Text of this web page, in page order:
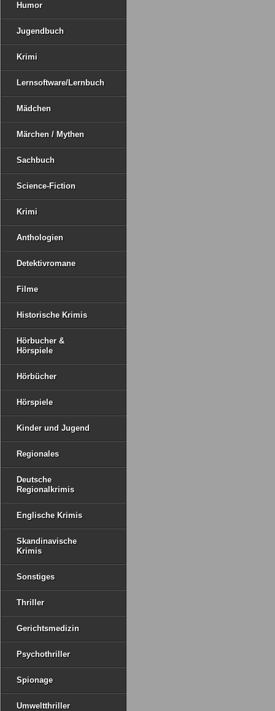
Humor
Jugendbuch
Krimi
Lernsoftware/Lernbuch
Mädchen
Märchen / Mythen
Sachbuch
Science-Fiction
Krimi
Anthologien
Detektivromane
Filme
Historische Krimis
Hörbucher &
Hörspiele
Hörbücher
Hörspiele
Kinder und Jugend
Regionales
Deutsche
Regionalkrimis
Englische Krimis
Skandinavische
Krimis
Sonstiges
Thriller
Gerichtsmedizin
Psychothriller
Spionage
Umweltthriller